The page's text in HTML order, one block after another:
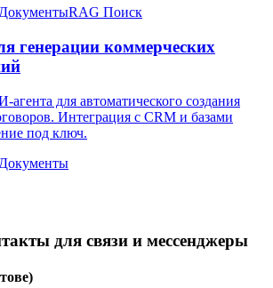
ДокументыRAG Поиск
генерации коммерческих
агента для автоматического создания
Интеграция с CRM и базами
под ключ.
Документы
для связи и мессенджеры